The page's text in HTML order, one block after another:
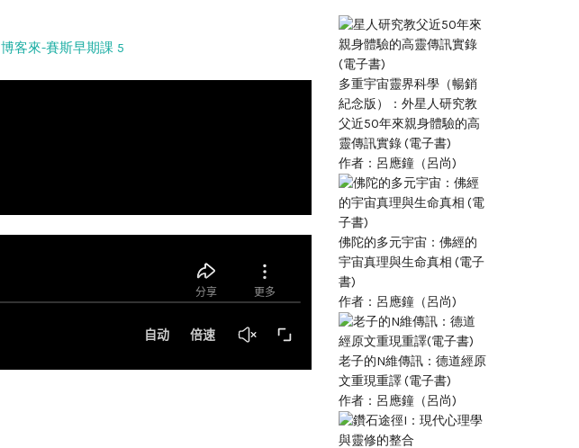
博客來-賽斯早期課 5
多重宇宙靈界科學（暢銷
紀念版）：外星人研究教
父近50年來親身體驗的高
靈傳訊實錄 (電子書)
作者：呂應鐘（呂尚)
佛陀的多元宇宙：佛經的
宇宙真理與生命真相 (電子
書)
作者：呂應鐘（呂尚)
老子的N維傳訊：德道經原
文重現重譯 (電子書)
作者：呂應鐘（呂尚)